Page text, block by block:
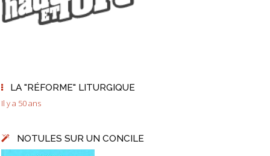
LA "RÉFORME" LITURGIQUE
Il y a 50 ans
NOTULES SUR UN CONCILE